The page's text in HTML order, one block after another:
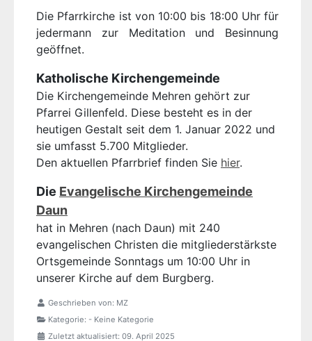
Die Pfarrkirche ist von 10:00 bis 18:00 Uhr für
jedermann zur Meditation und Besinnung
geöffnet.
Katholische Kirchengemeinde
Die Kirchengemeinde Mehren gehört zur
Pfarrei Gillenfeld. Diese besteht es in der
heutigen Gestalt seit dem 1. Januar 2022 und
sie umfasst 5.700 Mitglieder.
Den aktuellen Pfarrbrief finden Sie hier.
Die Evangelische Kirchengemeinde
Daun
hat in Mehren (nach Daun) mit 240
evangelischen Christen die mitgliederstärkste
Ortsgemeinde Sonntags um 10:00 Uhr in
unserer Kirche auf dem Burgberg.
Geschrieben von: MZ
Kategorie: - Keine Kategorie
Zuletzt aktualisiert: 09. April 2025